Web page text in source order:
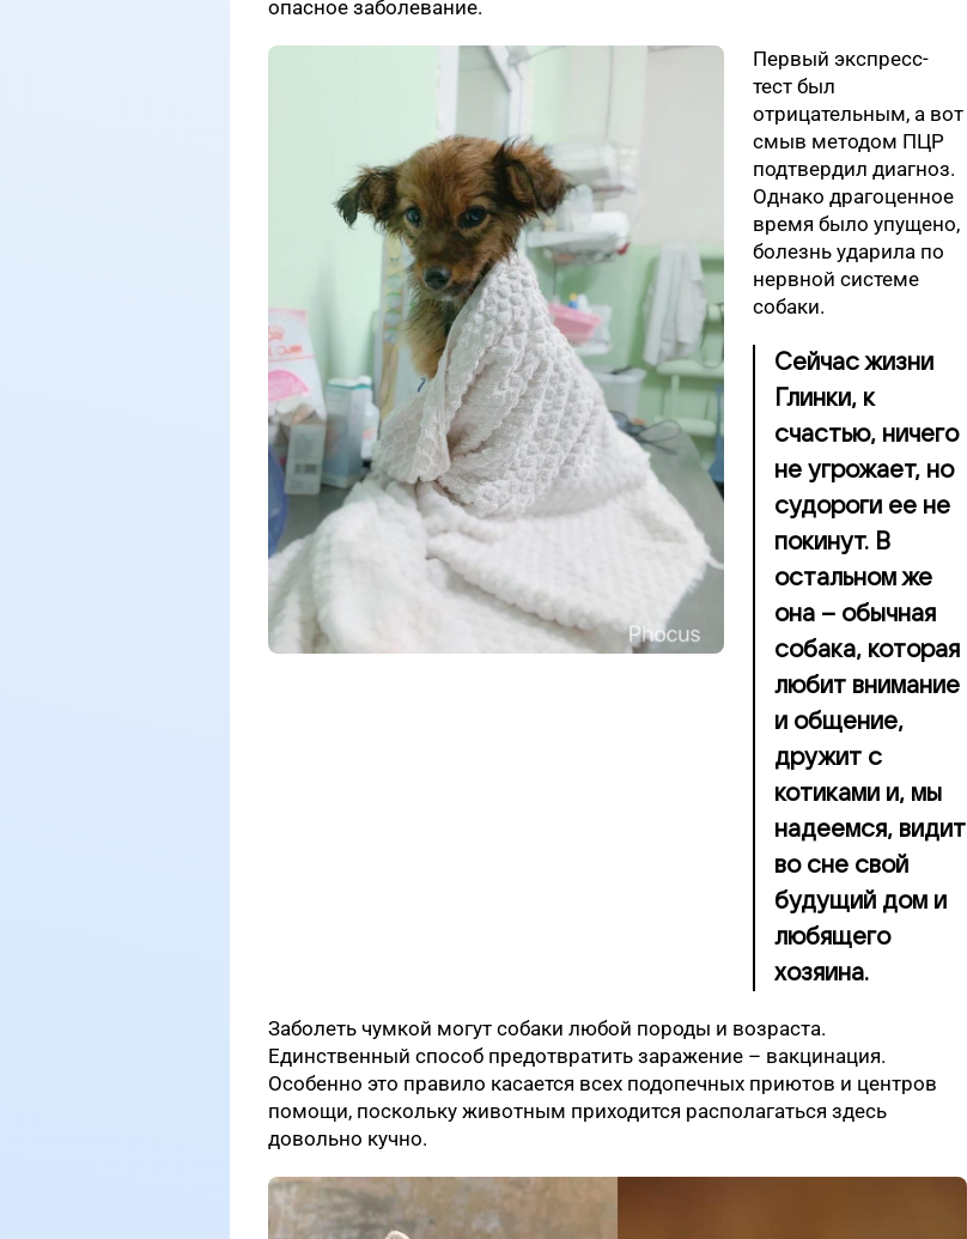
опасное заболевание.
Первый экспресс-
тест был
отрицательным, а вот
смыв методом ПЦР
подтвердил диагноз.
Однако драгоценное
время было упущено,
болезнь ударила по
нервной системе
собаки.
Сейчас жизни
Глинки, к
счастью, ничего
не угрожает, но
судороги ее не
покинут. В
остальном же
она – обычная
собака, которая
любит внимание
и общение,
дружит с
котиками и, мы
надеемся, видит
во сне свой
будущий дом и
любящего
хозяина.
Заболеть чумкой могут собаки любой породы и возраста.
Единственный способ предотвратить заражение – вакцинация.
Особенно это правило касается всех подопечных приютов и центров
помощи, поскольку животным приходится располагаться здесь
довольно кучно.